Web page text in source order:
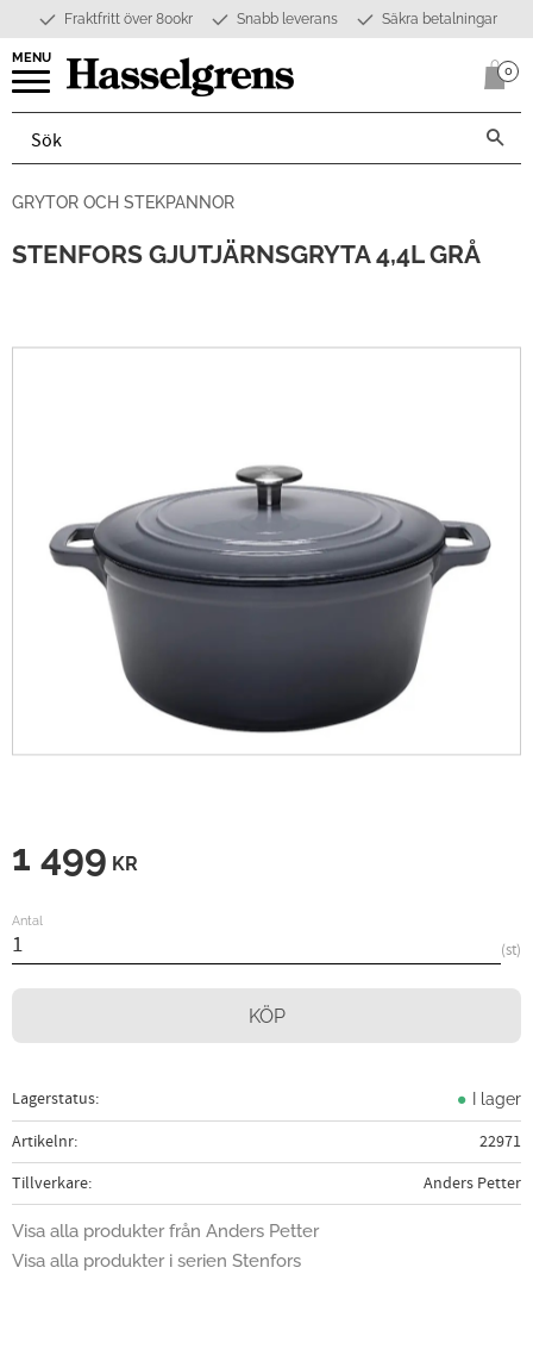
Meny
Fraktfritt över 800kr Snabb leverans Säkra betalningar
0
GRYTOR OCH STEKPANNOR
STENFORS GJUTJÄRNSGRYTA 4,4L GRÅ
1 499 KR
Antal
st
KÖP
Lagerstatus I lager
Artikelnr
22971
Tillverkare
Anders Petter
Visa alla produkter från Anders Petter
Visa alla produkter i serien Stenfors